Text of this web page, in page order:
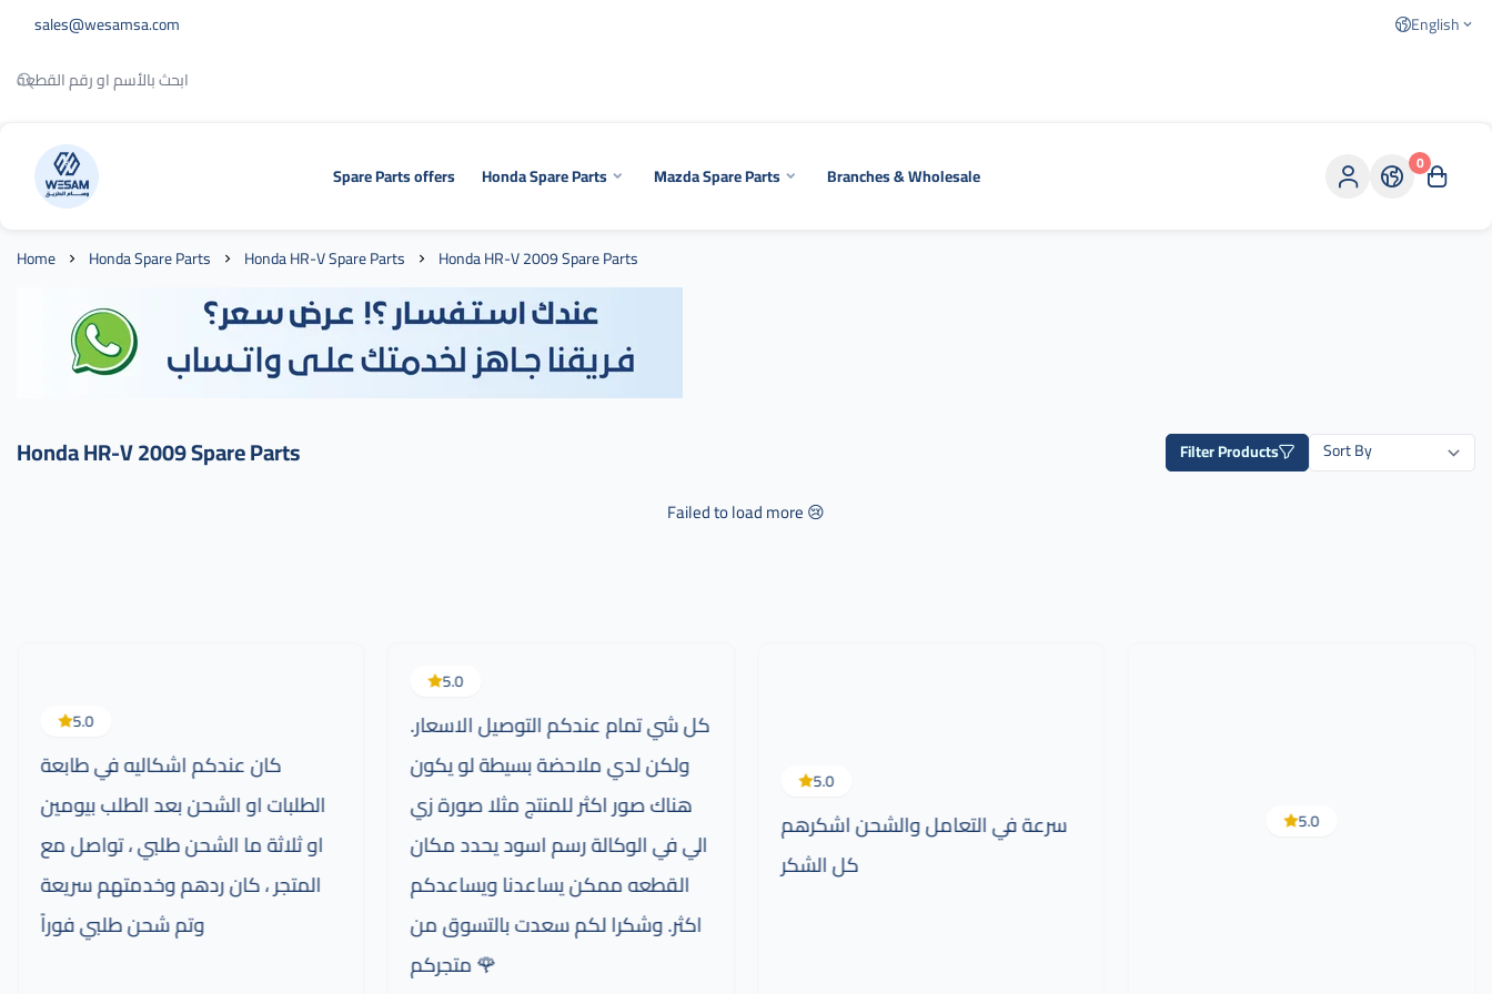
sales@wesamsa.com English
وسام الطريق Spare Parts offers Honda Spare Parts Mazda Spare Parts Branches & Wholesale 0
Home Honda Spare Parts Honda HR-V Spare Parts Honda HR-V 2009 Spare Parts
Honda HR-V 2009 Spare Parts Filter Products
Failed to load more 😢
5.0
كان عندكم اشكاليه في طابعة
الطلبات او الشحن بعد الطلب بيومين
او ثلاثة ما الشحن طلبي ، تواصل مع
المتجر ، كان ردهم وخدمتهم سريعة
وتم شحن طلبي فوراً
5.0
كل شي تمام عندكم التوصيل الاسعار.
ولكن لدي ملاحضة بسيطة لو يكون
هناك صور اكثر للمنتج مثلا صورة زي
الي في الوكالة رسم اسود يحدد مكان
القطعه ممكن يساعدنا ويساعدكم
اكثر. وشكرا لكم سعدت بالتسوق من
متجركم 🌹
5.0
سرعة في التعامل والشحن اشكرهم
كل الشكر
5.0